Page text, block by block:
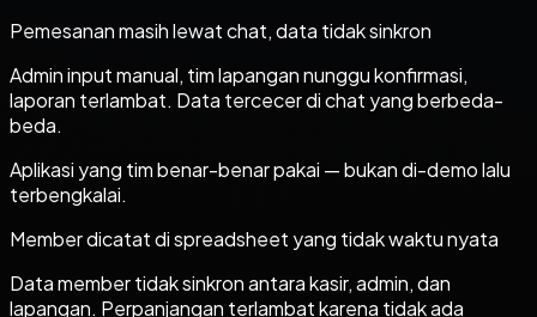
Pemesanan masih lewat chat, data tidak sinkron
Admin input manual, tim lapangan nunggu konfirmasi,
laporan terlambat. Data tercecer di chat yang berbeda-
beda.
Aplikasi yang tim benar-benar pakai — bukan di-demo lalu
terbengkalai.
Member dicatat di spreadsheet yang tidak waktu nyata
Data member tidak sinkron antara kasir, admin, dan
lapangan. Perpanjangan terlambat karena tidak ada